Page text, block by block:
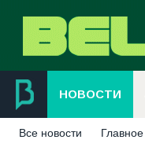
НОВОСТИ
Все новости Главное